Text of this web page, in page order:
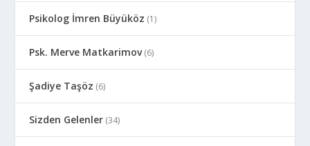
Psikolog İmren Büyüköz (1)
Psk. Merve Matkarimov(6)
Şadiye Taşöz (6)
Sizden Gelenler (34)